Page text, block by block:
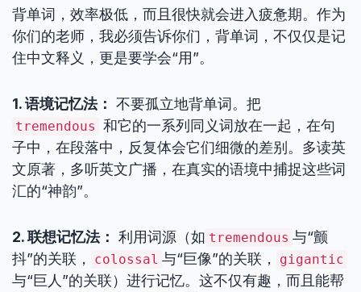
背单词，效率极低，而且很快就会进入疲惫期。作为
你们的老师，我必须告诉你们，背单词，不仅仅是记
住中文释义，更是要学会“用”。
1. 语境记忆法： 不要孤立地背单词。把
tremendous 和它的一系列同义词放在一起，在句
子中，在段落中，反复体会它们细微的差别。多读英
文原著，多听英文广播，在真实的语境中捕捉这些词
汇的“神韵”。
2. 联想记忆法： 利用词源（如 tremendous 与“颤
抖”的关联，
colossal 与“巨像”的关联， gigantic
与“巨人”的关联）进行记忆。这不仅有趣，而且能帮